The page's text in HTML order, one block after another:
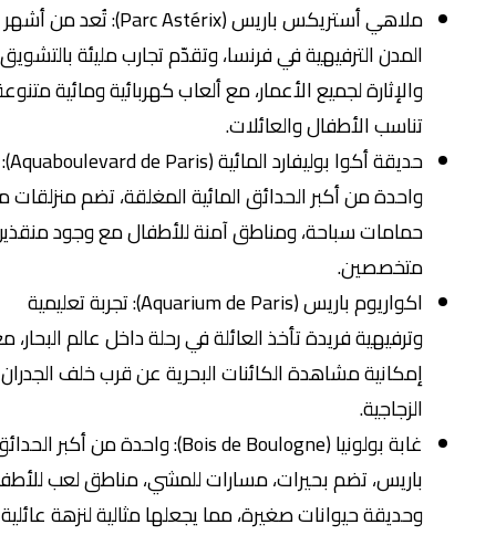
ملاهي أستريكس باريس (Parc Astérix): تُعد من أشهر
المدن الترفيهية في فرنسا، وتقدّم تجارب مليئة بالتشويق
والإثارة لجميع الأعمار، مع ألعاب كهربائية ومائية متنوعة
تناسب الأطفال والعائلات.
حديقة أكوا بوليفارد المائية (Aquaboulevard de Paris):
واحدة من أكبر الحدائق المائية المغلقة، تضم منزلقات مائية،
حمامات سباحة، ومناطق آمنة للأطفال مع وجود منقذين
متخصصين.
اكواريوم باريس (Aquarium de Paris): تجربة تعليمية
وترفيهية فريدة تأخذ العائلة في رحلة داخل عالم البحار، مع
إمكانية مشاهدة الكائنات البحرية عن قرب خلف الجدران
الزجاجية.
غابة بولونيا (Bois de Boulogne): واحدة من أكبر الحدائق في
باريس، تضم بحيرات، مسارات للمشي، مناطق لعب للأطفال،
وحديقة حيوانات صغيرة، مما يجعلها مثالية لنزهة عائلية